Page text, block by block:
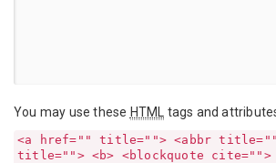
You may use these HTML tags and
<a href="" title=""> <abbr title="">
title=""> <b> <blockquote cite="">